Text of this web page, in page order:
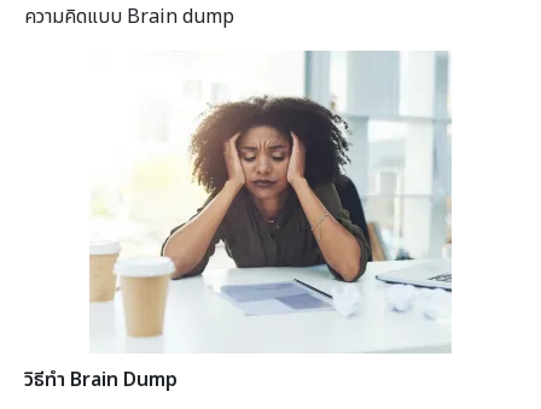
ความคิดแบบ Brain dump
วิธีทำ Brain Dump